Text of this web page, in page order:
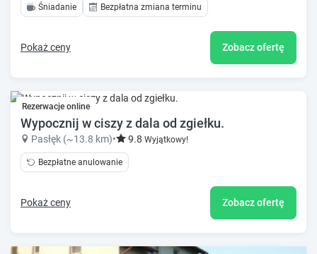
Śniadanie Bezpłatna zmiana terminu
Pokaż ceny Zobacz ofertę
Rezerwacje online
Wypocznij w ciszy z dala od zgiełku.
Pasłęk (~13.8 km)• 9.8 Wyjątkowy!
Bezpłatne anulowanie
Pokaż ceny Zobacz ofertę